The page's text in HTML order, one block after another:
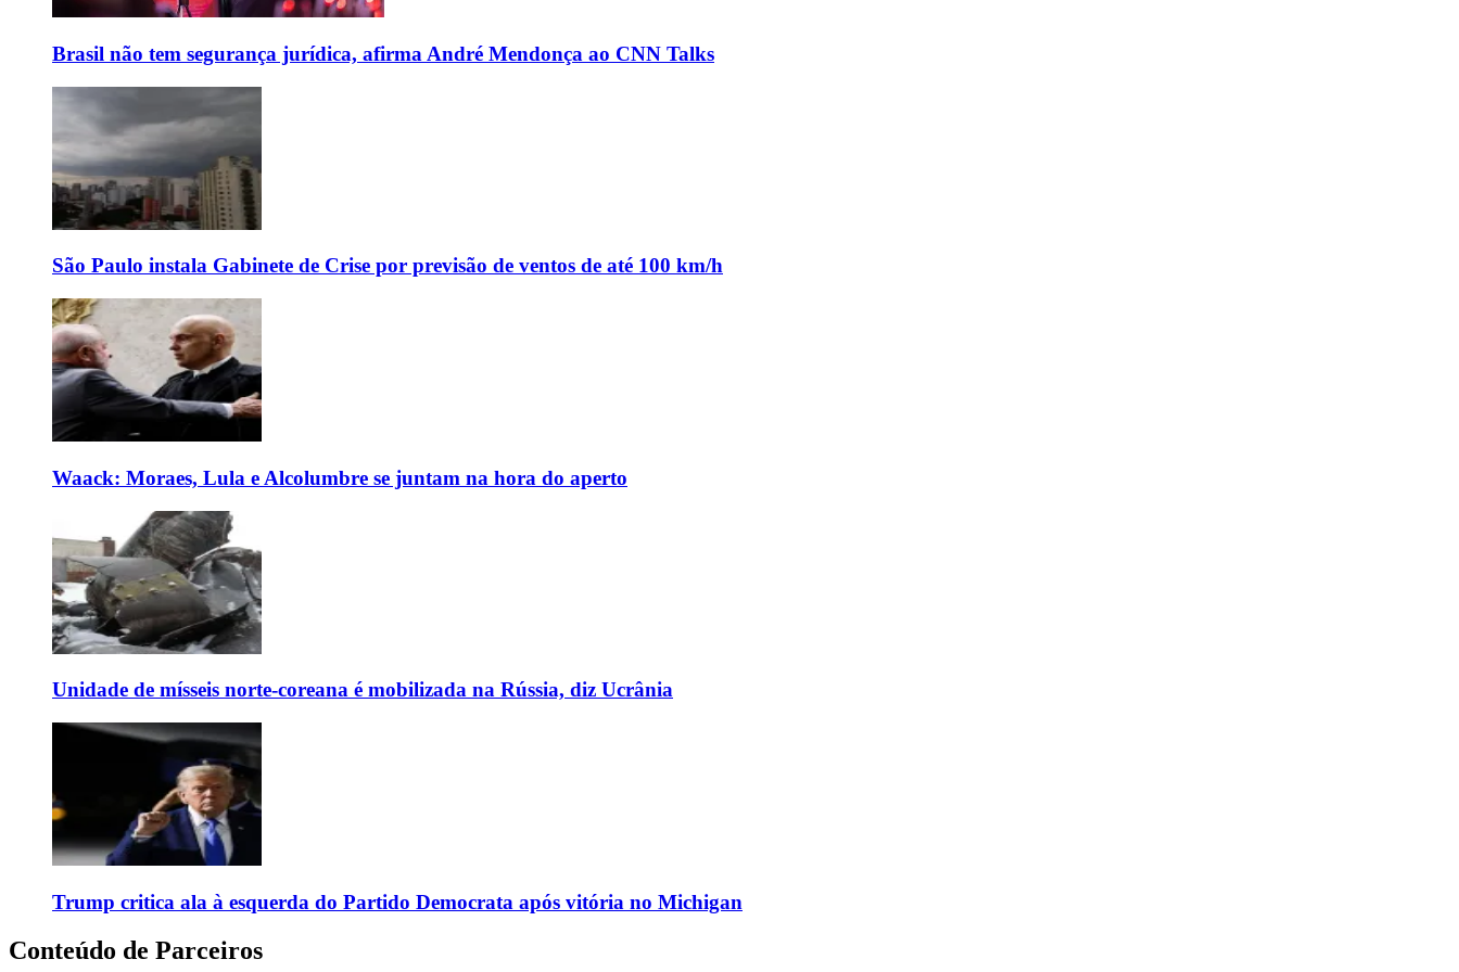
Brasil não tem segurança jurídica, afirma André Mendonça ao CNN Talks
São Paulo instala Gabinete de Crise por previsão de ventos de até 100 km/h
Waack: Moraes, Lula e Alcolumbre se juntam na hora do aperto
Unidade de mísseis norte-coreana é mobilizada na Rússia, diz Ucrânia
Trump critica ala à esquerda do Partido Democrata após vitória no Michigan
Conteúdo de Parceiros